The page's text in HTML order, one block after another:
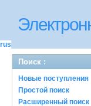
rus
Поиск :
Новые поступления
Простой поиск
Расширенный поиск